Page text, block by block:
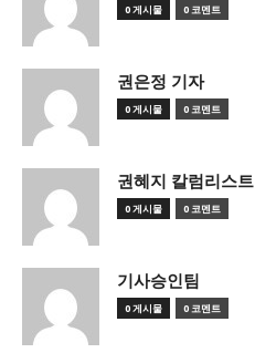
0 게시물 0 코멘트
권은정 기자
0 게시물 0 코멘트
권혜지 칼럼리스트
0 게시물 0 코멘트
기사승인팀
0 게시물 0 코멘트